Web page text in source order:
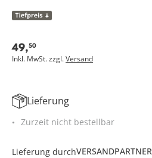
49,50
Inkl. MwSt. zzgl.Versand
Lieferung
Zurzeit nicht bestellbar
Lieferung durchVERSANDPARTNER